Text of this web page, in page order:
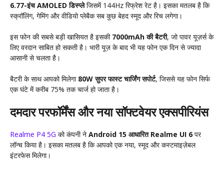
6.77-इंच AMOLED डिस्प्लेजिसमें 144Hz रिफ्रेश रेट है। इसका मतलब है कि
स्क्रॉलिंग, गेमिंग और वीडियो प्लेबैक सब कुछ बेहद स्मूद और रिच लगेगा।
इस फोन की सबसे बड़ी खासियत है इसकी 7000mAh की बैटरी, जो पावर यूज़र्स के
लिए वरदान साबित हो सकती है। भारी यूज़ के बाद भी यह फोन एक दिन से ज्यादा
आसानी से चलता है।
बैटरी के साथ आपको मिलेगा 80W सुपर फास्ट चार्जिंग सपोर्ट, जिससे यह फोन सिर्फ
एक घंटे में करीब 75% तक चार्ज हो जाता है।
दमदार परफॉर्मेंस और नया सॉफ्टवेयर एक्सपीरियंस
Realme P4 5G को कंपनी ने Android 15 आधारित Realme UI 6 पर
लॉन्च किया है। इसका मतलब है कि आपको एक नया, स्मूद और कस्टमाइज़ेबल
इंटरफेस मिलेगा।